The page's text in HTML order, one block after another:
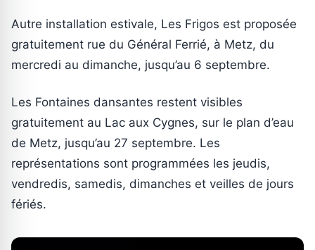
Autre installation estivale, Les Frigos est proposée
gratuitement rue du Général Ferrié, à Metz, du
mercredi au dimanche, jusqu’au 6 septembre.
Les Fontaines dansantes restent visibles
gratuitement au Lac aux Cygnes, sur le plan d’eau
de Metz, jusqu’au 27 septembre. Les
représentations sont programmées les jeudis,
vendredis, samedis, dimanches et veilles de jours
fériés.